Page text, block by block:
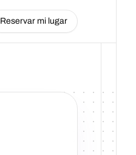
Reservar mi lugar